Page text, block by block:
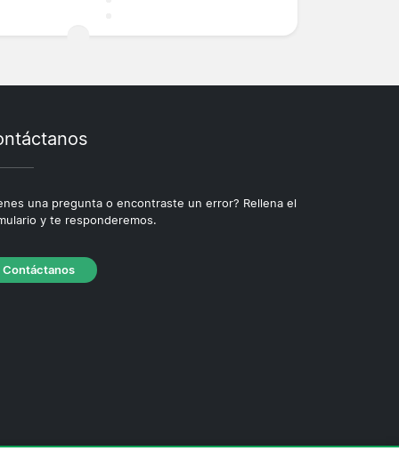
una pregunta o encontraste un error? Rellena el
y te responderemos.
Contáctanos